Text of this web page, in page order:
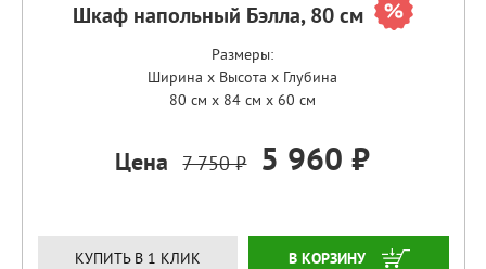
Шкаф напольный Бэлла, 80 см
Размеры:
Ширина x Высота x Глубина
80 см x 84 см x 60 см
Цена 7 750 ₽ 5 960 ₽
КУПИТЬ В 1 КЛИК ЗАКАЗАТЬ